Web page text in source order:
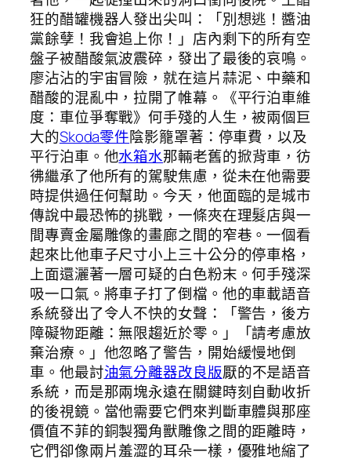
狂的醋罐機器人發出尖叫：「別想逃！醬油
黨餘孽！我會追上你！」店內剩下的所有空
盤子被醋酸氣波震碎，發出了最後的哀鳴。
廖沾沾的宇宙冒險，就在這片蒜泥、中藥和
醋酸的混亂中，拉開了帷幕。《平行泊車維
度：車位爭奪戰》何手殘的人生，被兩個巨
大的Skoda零件陰影籠罩著：停車費，以及
平行泊車。他水箱水那輛老舊的掀背車，彷
彿繼承了他所有的駕駛焦慮，從未在他需要
時提供過任何幫助。今天，他面臨的是城市
傳說中最恐怖的挑戰，一條夾在理髮店與一
間專賣金屬雕像的畫廊之間的窄巷。一個看
起來比他車子尺寸小上三十公分的停車格，
上面還灑著一層可疑的白色粉末。何手殘深
吸一口氣。將車子打了倒檔。他的車載語音
系統發出了令人不快的女聲：「警告，後方
障礙物距離：無限趨近於零。」「請考慮放
棄治療。」他忽略了警告，開始緩慢地倒
車。他最討油氣分離器改良版厭的不是語音
系統，而是那兩塊永遠在關鍵時刻自動收折
的後視鏡。當他需要它們來判斷車體與那座
價值不菲的銅製獨角獸雕像之間的距離時，
它們卻像兩片羞澀的耳朵一樣，優雅地縮了